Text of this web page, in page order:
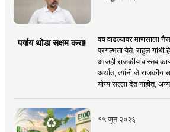
पर्याय थोडा सक्षम करा!
वय वाढल्यावर माणसाला
प्रगल्भता येते. राहुल गांधी हे
आजही राजकीय वास्तव
अर्थात, त्यांनी जे राजकीय
योग्य सल्ला देत नाहीत,
१५ जून २०२६